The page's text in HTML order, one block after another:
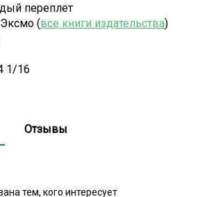
переплет
Эксмо (все книги издательства)
1/16
Отзывы
тем, кого интересует